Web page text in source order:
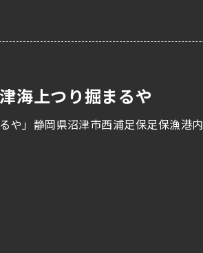
海上つり掘まるや
や」静岡県沼津市西浦足保足保漁港内